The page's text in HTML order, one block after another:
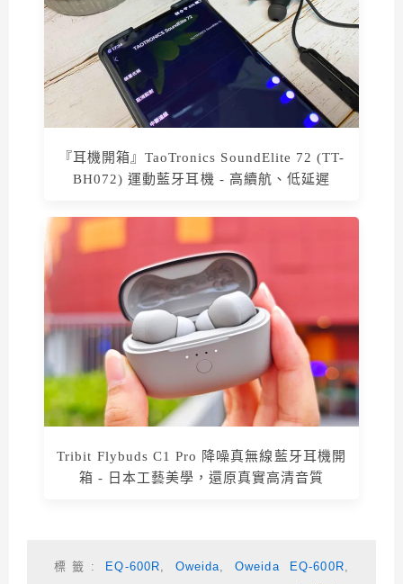
『耳機開箱』TaoTronics SoundElite 72 (TT-
BH072) 運動藍牙耳機 - 高續航、低延遲
Tribit Flybuds C1 Pro 降噪真無線藍牙耳機開
箱 - 日本工藝美學，還原真實高清音質
標籤: EQ-600R, Oweida, Oweida EQ-600R,